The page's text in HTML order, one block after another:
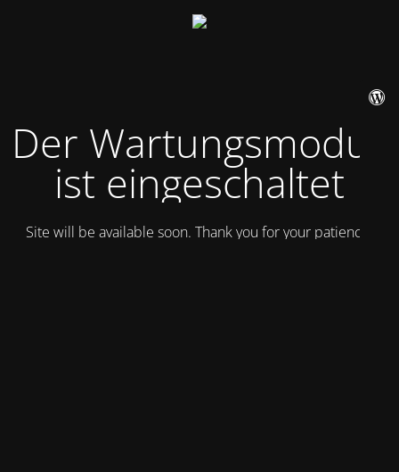
Der Wartungsmodus
ist eingeschaltet
Site will be available soon. Thank you for your patience!